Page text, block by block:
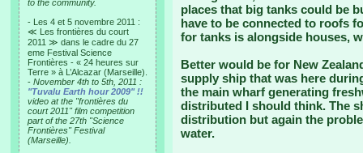
to the community.
- Les 4 et 5 novembre 2011 :
≪ Les frontières du court
2011 ≫ dans le cadre du 27
eme Festival Science
Frontières - « 24 heures sur
Terre » à L’Alcazar (Marseille).
- November 4th to 5th, 2011 :
"Tuvalu Earth hour 2009" !!
video at the "frontières du
court 2011" film competition
part of the 27th "Science
Frontières" Festival
(Marseille).
places that big tanks could be
have to be connected to roofs
for tanks is alongside houses,
Better would be for New
supply ship that was here
the main wharf generating
distributed I should think. The
distribution but again the
water.